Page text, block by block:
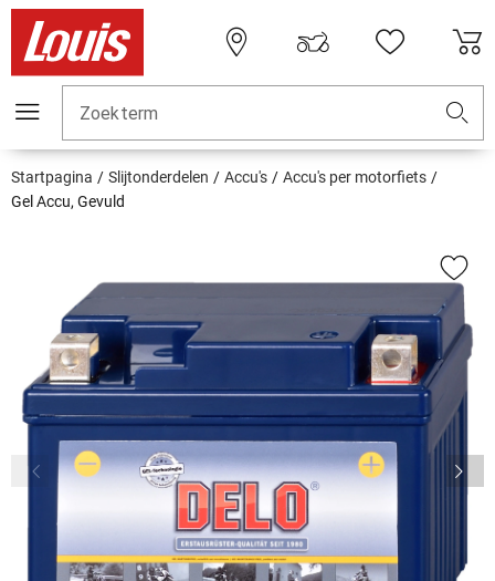
Zoekterm
Startpagina Slijtonderdelen Accu's
Accu's per motorfiets
Gel Accu, Gevuld